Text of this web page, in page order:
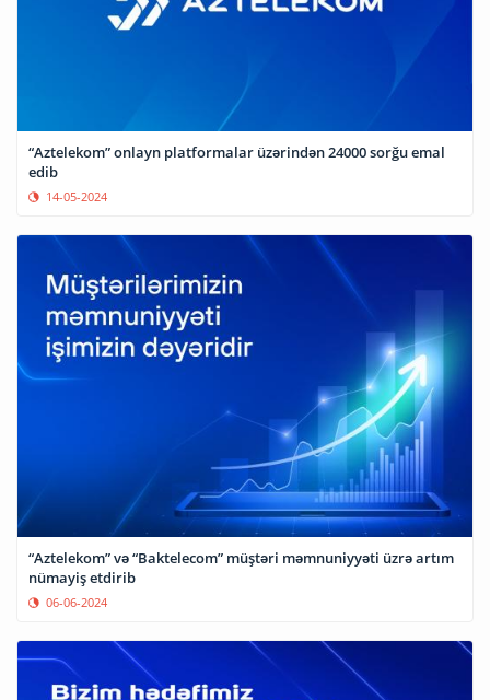
“Aztelekom” onlayn platformalar üzərindən 24000 sorğu emal
edib
14-05-2024
“Aztelekom” və “Baktelecom” müştəri məmnuniyyəti üzrə artım
nümayiş etdirib
06-06-2024